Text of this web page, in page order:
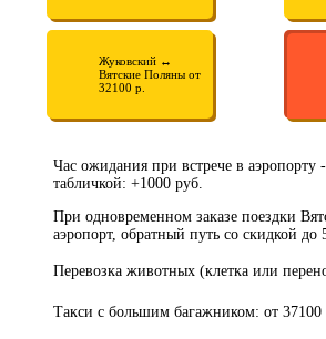
Жуковский ↔
Вятские Поляны от
32100 р.
Час ожидания при встрече в аэропорту
табличкой: +1000 руб.
При одновременном заказе поездки
аэропорт, обратный путь со скидкой до
Перевозка животных (клетка или
Такси с большим багажником: от 37100